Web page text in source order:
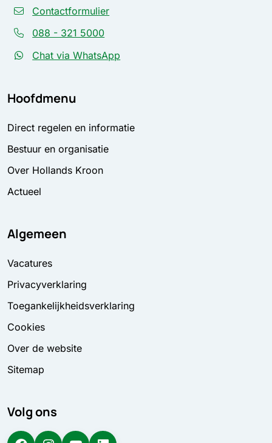
Contactformulier
088 - 321 5000
Chat via WhatsApp
Hoofdmenu
Direct regelen en informatie
Bestuur en organisatie
Over Hollands Kroon
Actueel
Algemeen
Vacatures
Privacyverklaring
Toegankelijkheidsverklaring
Cookies
Over de website
Sitemap
Volg ons